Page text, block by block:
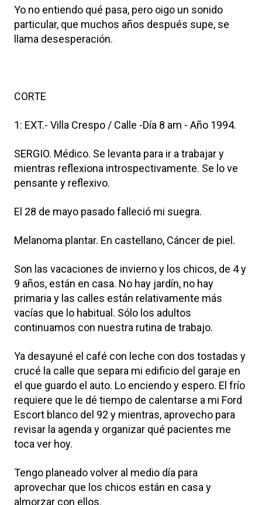
Yo no entiendo qué pasa, pero oigo un sonido
particular, que muchos años después supe, se
llama desesperación.
CORTE
1: EXT.- Villa Crespo / Calle -Día 8 am - Año 1994.
SERGIO. Médico. Se levanta para ir a trabajar y
mientras reflexiona introspectivamente. Se lo ve
pensante y reflexivo.
El 28 de mayo pasado falleció mi suegra.
Melanoma plantar. En castellano, Cáncer de piel.
Son las vacaciones de invierno y los chicos, de 4 y
9 años, están en casa. No hay jardín, no hay
primaria y las calles están relativamente más
vacías que lo habitual. Sólo los adultos
continuamos con nuestra rutina de trabajo.
Ya desayuné el café con leche con dos tostadas y
crucé la calle que separa mi edificio del garaje en
el que guardo el auto. Lo enciendo y espero. El frío
requiere que le dé tiempo de calentarse a mi Ford
Escort blanco del 92 y mientras, aprovecho para
revisar la agenda y organizar qué pacientes me
toca ver hoy.
Tengo planeado volver al medio día para
aprovechar que los chicos están en casa y
almorzar con ellos.